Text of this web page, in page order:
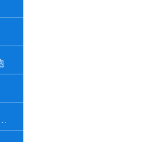
肌母小鼠胚胎肌母細胞